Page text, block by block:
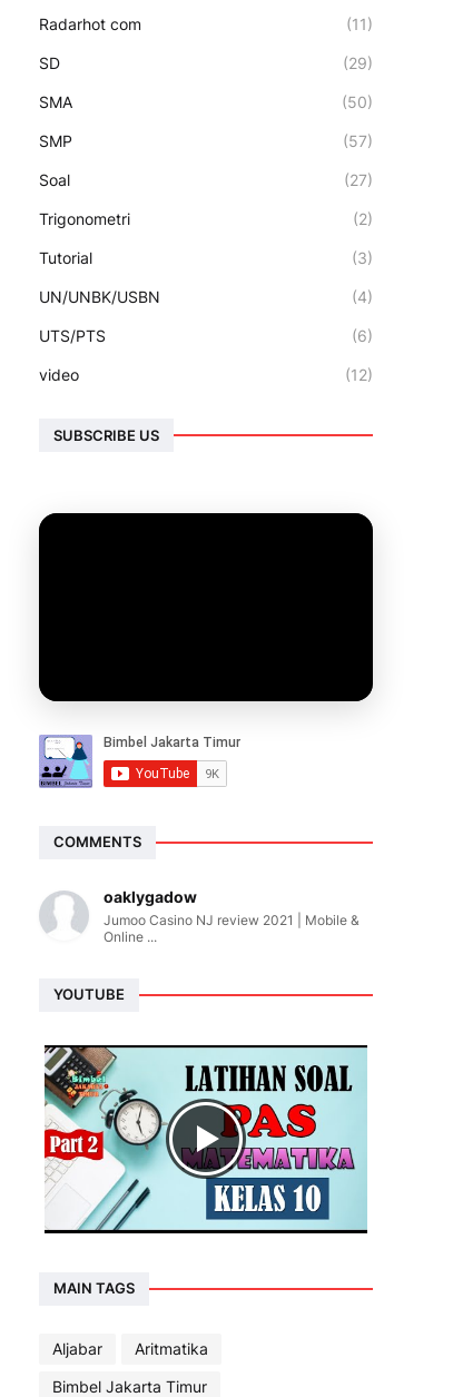
Radarhot com (11)
SD (29)
SMA (50)
SMP (57)
Soal (27)
Trigonometri (2)
Tutorial (3)
UN/UNBK/USBN (4)
UTS/PTS (6)
video (12)
SUBSCRIBE US
COMMENTS
oaklygadow
Jumoo Casino NJ review 2021 | Mobile &
Online ...
YOUTUBE
MAIN TAGS
Aljabar
Aritmatika
Bimbel Jakarta Timur